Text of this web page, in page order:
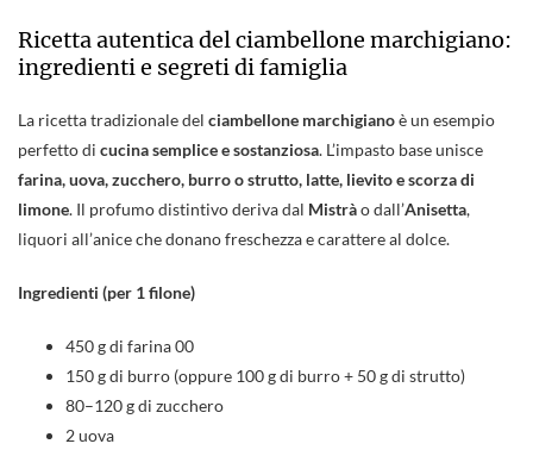
Ricetta autentica del ciambellone marchigiano:
ingredienti e segreti di famiglia
La ricetta tradizionale del ciambellone marchigianoè un esempio
perfetto di cucina semplice e sostanziosa. L’impasto base unisce
farina, uova, zucchero, burro o strutto, latte, lievito e scorza di
limone. Il profumo distintivo deriva dal Mistrào dall’Anisetta,
liquori all’anice che donano freschezza e carattere al dolce.
Ingredienti (per 1 filone)
450 g di farina 00
150 g di burro (oppure 100 g di burro + 50 g di strutto)
80–120 g di zucchero
2 uova